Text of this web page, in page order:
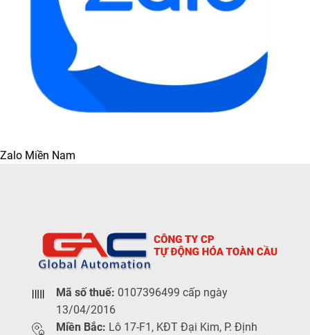
Zalo Miền Nam
Mã số thuế: 0107396499 cấp ngày
13/04/2016
Miền Bắc: Lô 17-F1, KĐT Đại Kim, P. Định